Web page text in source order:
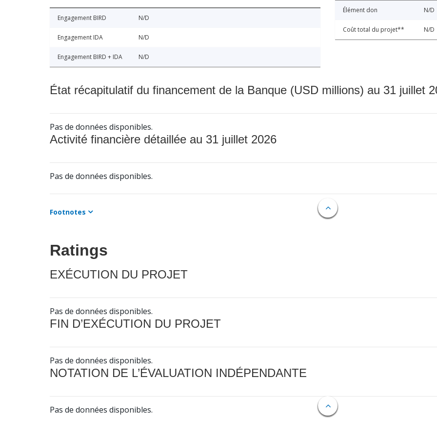
Engagement BIRD N/D
Engagement IDA N/D
Engagement BIRD + IDA N/D
Élément don N/D
Coût total du projet** N/D
État récapitulatif du financement de la Banque (USD millions) au 31 juillet
Pas de données disponibles.
Activité financière détaillée au 31 juillet 2026
Pas de données disponibles.
Footnotes
Ratings
EXÉCUTION DU PROJET
Pas de données disponibles.
FIN D’EXÉCUTION DU PROJET
Pas de données disponibles.
NOTATION DE L’ÉVALUATION INDÉPENDANTE
Pas de données disponibles.